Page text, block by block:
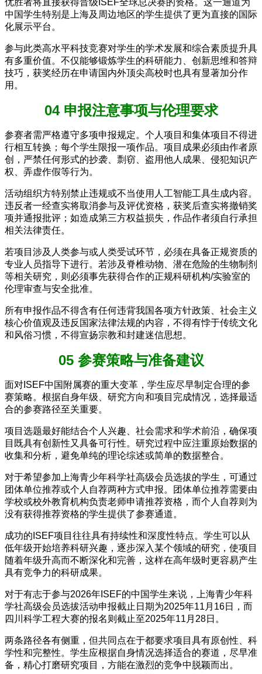
中国学生特别是上海及周边地区的学生提供了更为直接的国际
化展示平台。
参与此类高水平科技竞赛对学生的学术发展和综合素质提升具
有多重价值。不仅能够锻炼学生的科研能力、创新思维和答辩
技巧，获奖经历在申请国内外顶尖高校时也具有显著加分作
用。
04 申报注意事项与伦理要求
参赛者需严格遵守多项申报规定。个人项目和集体项目不得进
行相互转换；每个学生限报一项作品。项目成果必须由作者原
创，严禁任何形式的抄袭、剽窃、盗用他人成果、侵犯知识产
权、弄虚作假等行为。
活动组织方特别禁止违规或不当使用人工智能工具生成内容。
违反者一经查实将取消参与及评优资格，获奖后查实将撤销奖
项并通报批评；如造成第三方权益损失，作品作者须自行承担
相关法律责任。
若项目涉及人类参与或人类受试环节，必须在具备正规资质的
专业人员指导下进行。若涉及脊椎动物、潜在危险的生物制剂
等相关研究，则必须事先获得合作的正规科研机构/实验室的
伦理审查与安全批准。
所有申报作品不得含有任何违背我国各项方针政策、社会主义
核心价值观及违反国家法律法规的内容，不得有悖于传统文化
和风俗习惯，不得宣扬宗教和封建迷信思想。
05 参赛策略与准备建议
面对ISEF中国附属赛的重大变革，学生应尽早制定合理的参
赛策略。根据自身年级、研究方向和项目完成情况，选择最适
合的参赛路径至关重要。
项目选题最好能结合个人兴趣、社会需求和学术前沿，确保项
目既具有创新性又具备可行性。研究过程中应注重原始数据的
收集和分析，避免单纯的理论综述或简单的数据整合。
对于希望参加上海青少年科学社高级会员选拔的学生，可通过
团体单位推荐或个人自荐两种方式申报。团体单位推荐需要由
学校或校外教育机构负责老师申请推荐资格，而个人自荐则为
没有获得推荐资格的学生提供了参赛通道。
成功的ISEF项目往往具有持续性和深度性特点。学生可以从
低年级开始培养科研兴趣，逐步深入某个领域的研究，使项目
随着年级升高而不断深化和完善，这样在高年级时更容易产生
具有竞争力的科研成果。
对于有志于参与2026年ISEF的中国学生来说，上海青少年科
学社高级会员选拔活动申报截止日期为2025年11月16日，而
四川科学工程大赛的报名则截止至2025年11月28日。
两条路径各有侧重，但共同点在于都要求项目具有原创性、科
学性和完整性。学生应根据自身情况选择适合的赛道，尽早准
备，精心打磨研究项目，方能在激烈的竞争中脱颖而出。